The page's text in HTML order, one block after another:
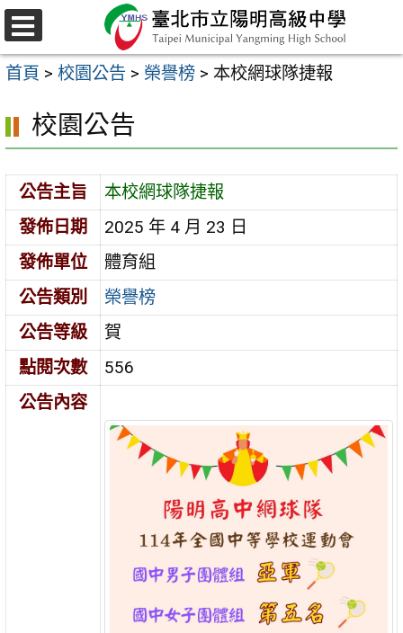
跳
至
主
內
容
區
選
單
首頁 > 校園公告 > 榮譽榜 > 本校網球隊捷報
校園公告
公告主旨
本校網球隊捷報
發佈日期
2025 年 4 月 23 日
發佈單位
體育組
公告類別
榮譽榜
公告等級
賀
點閱次數
556
公告內容